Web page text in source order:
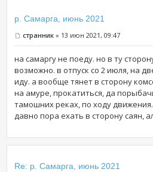
р. Самарга, июнь 2021
странник » 13 июн 2021, 09:47
на самаргу не поеду. но в ту
возможно. в отпуск со 2 июля, на
иду. а вообще тянет в сторону
на амуре, прокатиться, да
тамошних реках, по ходу
давно пора ехать в сторону саян,
Re: р. Самарга, июнь 2021